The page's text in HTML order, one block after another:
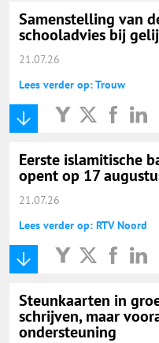
Samenstelling van
schooladvies bij
21.07.26
Lees verder op: Trouw
Eerste islamitische
opent op 17
21.07.26
Lees verder op: RTV Noord
Steunkaarten in
schrijven, maar
ondersteuning